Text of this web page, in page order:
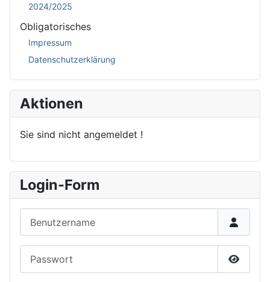
2024/2025
Obligatorisches
Impressum
Datenschutzerklärung
Aktionen
Sie sind nicht angemeldet !
Login-Form